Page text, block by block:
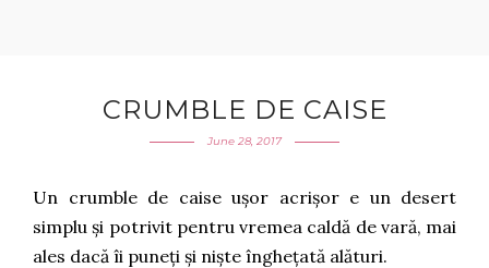
CRUMBLE DE CAISE
June 28, 2017
Un crumble de caise ușor acrișor e un desert
simplu și potrivit pentru vremea caldă de vară, mai
ales dacă îi puneți și niște înghețată alături.